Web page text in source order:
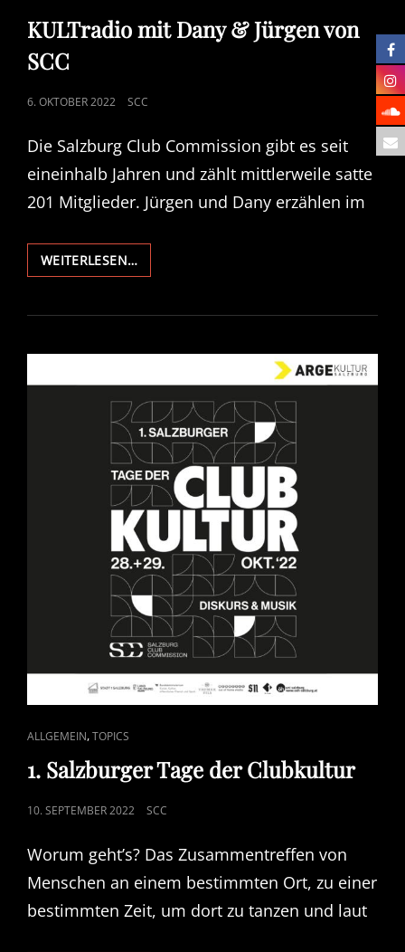
LINKS
KULTradio mit Dany & Jürgen von
SCC
POSTED
6. OKTOBER 2022 SCC
Die Salzburg Club Commission gibt es seit
eineinhalb Jahren und zählt mittlerweile satte
201 Mitglieder. Jürgen und Dany erzählen im
WEITERLESEN…KULTRADIO
MIT
&
VON
CAT
LINKS
ALLGEMEIN,TOPICS
1. Salzburger Tage der Clubkultur
POSTED
10. SEPTEMBER 2022 SCC
Worum geht’s? Das Zusammentreffen von
Menschen an einem bestimmten Ort, zu einer
bestimmten Zeit, um dort zu tanzen und laut